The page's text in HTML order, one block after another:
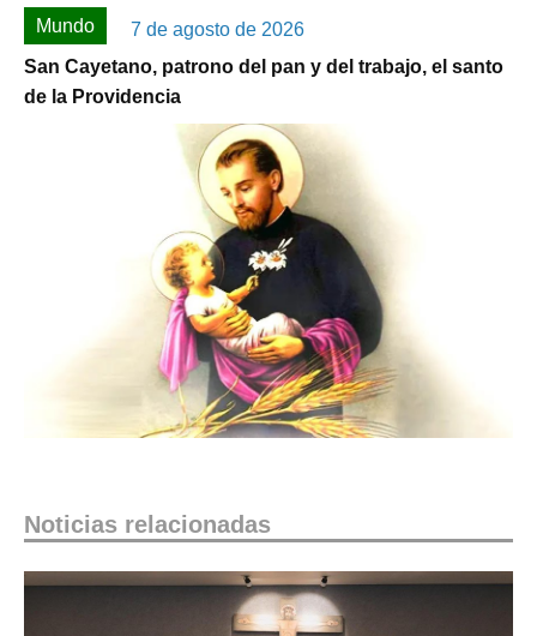
Mundo
7 de agosto de 2026
San Cayetano, patrono del pan y del trabajo, el santo
de la Providencia
Noticias relacionadas